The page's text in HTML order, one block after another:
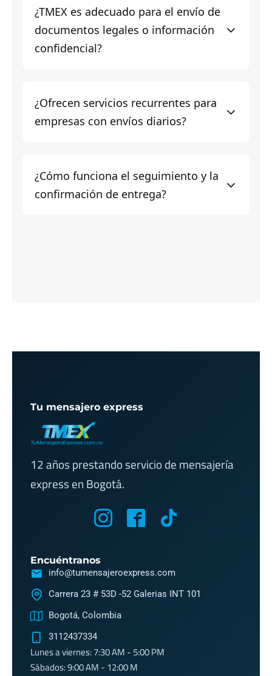
¿TMEX es adecuado para el envío de
documentos legales o información
confidencial?
¿Ofrecen servicios recurrentes para
empresas con envíos diarios?
¿Cómo funciona el seguimiento y la
confirmación de entrega?
Tu mensajero express
12 años prestando servicio de mensajería
express en Bogotá.
M
y
c
o
n
-
i
n
M
y
c
o
f
a
T
i
t
o
Encuéntranos
info@tumensajeroexpress.com
Carrera 23 # 53D -52 Galerias INT 101
Bogotá, Colombia
3112437334
Lunes a viernes: 7:30 AM - 5:00 PM
Sábados: 9:00 AM - 12:00 M